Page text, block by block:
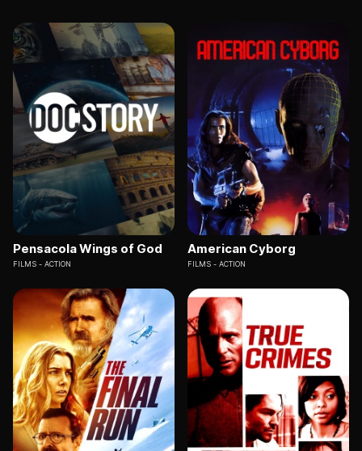
Pensacola Wings of God
FILMS ACTION
American Cyborg
FILMS ACTION